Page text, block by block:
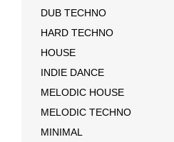
DUB TECHNO
HARD TECHNO
HOUSE
INDIE DANCE
MELODIC HOUSE
MELODIC TECHNO
MINIMAL